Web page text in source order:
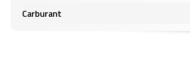
Carburant